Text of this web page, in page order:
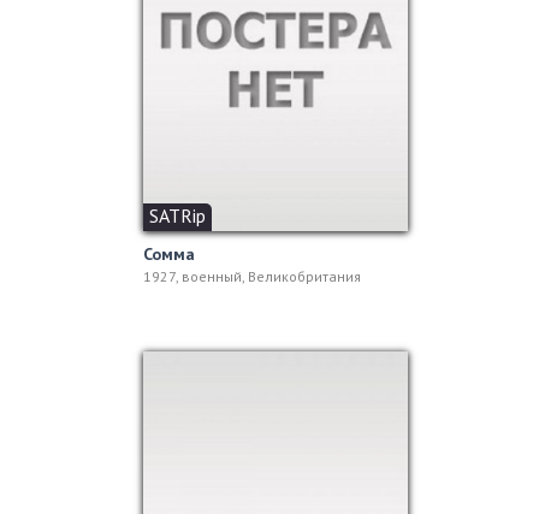
SATRip
Сомма
1927, военный, Великобритания